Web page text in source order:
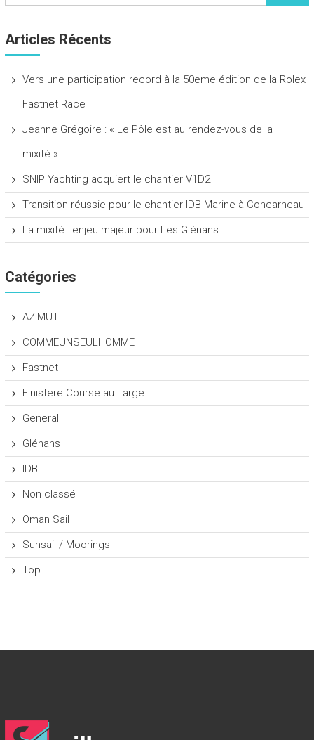
Articles Récents
Vers une participation record à la 50eme édition de la Rolex
Fastnet Race
Jeanne Grégoire : « Le Pôle est au rendez-vous de la
mixité »
SNIP Yachting acquiert le chantier V1D2
Transition réussie pour le chantier IDB Marine à Concarneau
La mixité : enjeu majeur pour Les Glénans
Catégories
AZIMUT
COMMEUNSEULHOMME
Fastnet
Finistere Course au Large
General
Glénans
IDB
Non classé
Oman Sail
Sunsail / Moorings
Top